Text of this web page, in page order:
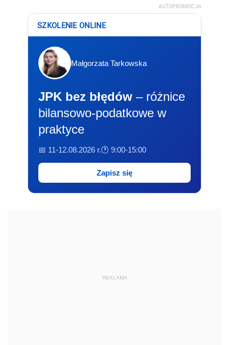
AUTOPROMOCJA
SZKOLENIE ONLINE
Małgorzata Tarkowska
JPK bez błędów – różnice
bilansowo-podatkowe w
praktyce
📅 11-12.08.2026 r.🕐 9:00-15:00
Zapisz się
REKLAMA